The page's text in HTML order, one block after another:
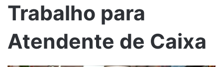
Trabalho para
Atendente de Caixa